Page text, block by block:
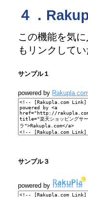
４．
この機能を気
もリンクして
サンプル１
powered by Rakupla.com
サンプル３
powered by